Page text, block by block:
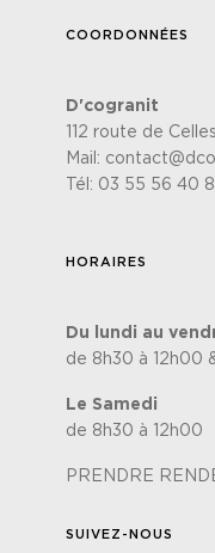
COORDONNÉES
D'cogranit
112 route de
Mail:
Tél: 03 55 56 40
HORAIRES
Du lundi au
de 8h30 à 12h00
Le Samedi
de 8h30 à 12h00
PRENDRE
SUIVEZ-NOUS